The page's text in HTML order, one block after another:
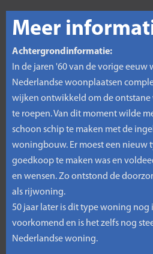
Meer
Achtergrondinformatie:
In de jaren '60 van de vorige
Nederlandse woonplaatsen
wijken ontwikkeld om de
te roepen. Van dit moment wilde
schoon schip te maken met de
woningbouw. Er moest een nieuw
goedkoop te maken was en
en wensen. Zo ontstond de
als rijwoning.
50 jaar later is dit type woning nog
voorkomend en is het zelfs nog
Nederlandse woning.